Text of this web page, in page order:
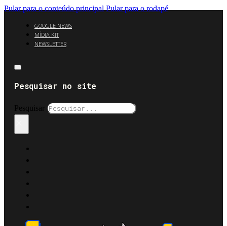
Pular para o conteúdo principal Pular para o rodapé
GOOGLE NEWS
MÍDIA KIT
NEWSLETTER
Pesquisar no site
Pesquisar